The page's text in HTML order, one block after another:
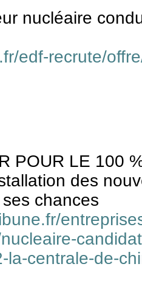
nucléaire
edf-recrute/
POUR LE 100
des
chances
la-centrale-de-